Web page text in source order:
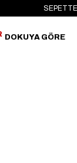
DOKUYA GÖRE